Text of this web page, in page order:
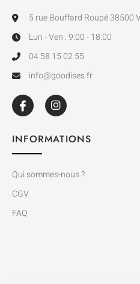
5 rue Bouffard Roupé 38500
Lun - Ven : 9:00 - 18:00
04 58 15 02 55
info@goodises.fr
INFORMATIONS
Qui sommes-nous ?
CGV
FAQ